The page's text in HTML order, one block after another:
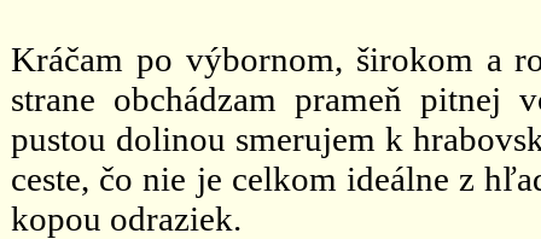
Kráčam po výbornom, širokom a
strane obchádzam prameň pitnej
pustou dolinou smerujem k
ceste, čo nie je celkom ideálne z
kopou odraziek.